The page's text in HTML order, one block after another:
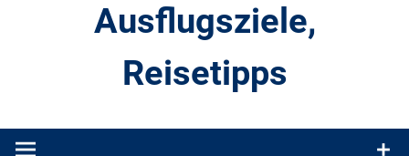
Ausflugsziele,
Reisetipps
Produkttests und Buchrezensionen. Ein Blog für alle, die gern